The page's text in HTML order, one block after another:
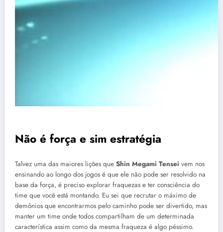
Não é força e sim estratégia
Talvez uma das maiores lições que Shin Megami Tensei vem nos
ensinando ao longo dos jogos é que ele não pode ser resolvido na
base da força, é preciso explorar fraquezas e ter consciência do
time que você está montando. Eu sei que recrutar o máximo de
demônios que encontrarmos pelo caminho pode ser divertido, mas
manter um time onde todos compartilham de um determinada
característica assim como da mesma fraqueza é algo péssimo.